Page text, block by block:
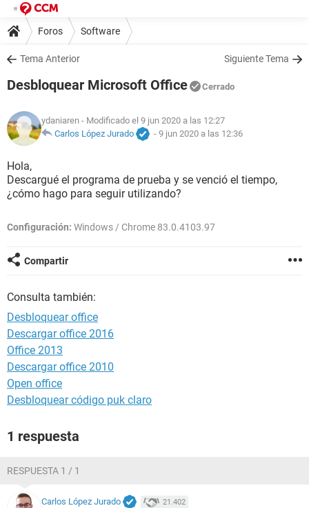
Foros Software
Tema Anterior Siguiente Tema
Desbloquear Microsoft Office Cerrado
ydaniaren - Modificado el 9 jun 2020 a las 12:27
Carlos López Jurado
- 9 jun 2020 a las 12:36
Hola,
Descargué el programa de prueba y se venció el tiempo,
¿cómo hago para seguir utilizando?
Configuración: Windows / Chrome 83.0.4103.97
Compartir
Consulta también:
Desbloquear office
Descargar office 2016
Office 2013
Descargar office 2010
Open office
Desbloquear código puk claro
1 respuesta
RESPUESTA 1 / 1
Carlos López Jurado 21.402